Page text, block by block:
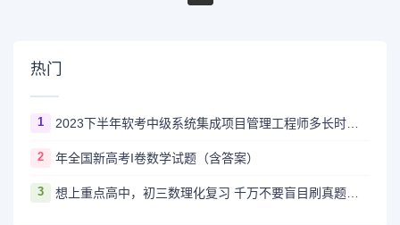
热门
1 2023下半年软考中级系统集成项目管理工程师多长时间出成绩
2 年全国新高考I卷数学试题（含答案）
3 想上重点高中，初三数理化复习 千万不要盲目刷真题卷和模拟卷！